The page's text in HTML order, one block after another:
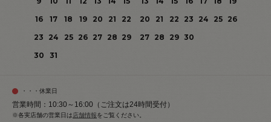
16
17 18 19 20 21
22
23
24 25 26 27 28 29
30
31
20
21 22 23 24 25
26
27 28 29 30
・・・休業日
営業時間：10:30～16:00（ご注文は24時間受付）
※各実店舗の営業日は 店舗情報をご覧ください。